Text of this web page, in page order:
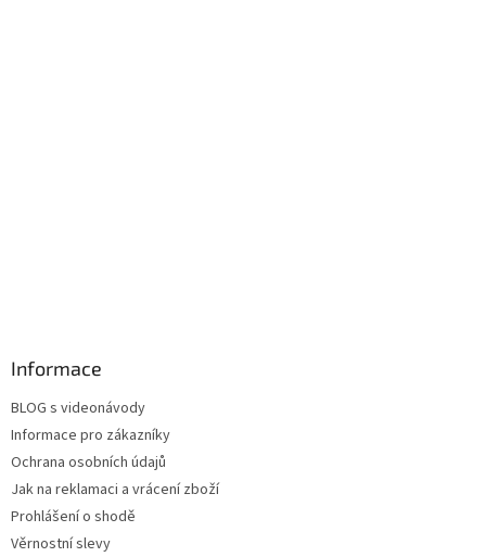
Informace
BLOG s videonávody
Informace pro zákazníky
Ochrana osobních údajů
Jak na reklamaci a vrácení zboží
Prohlášení o shodě
Věrnostní slevy